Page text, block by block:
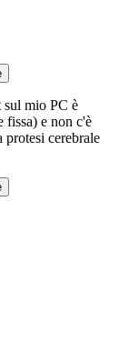
sul mio PC è
fissa) e non c'è
protesi cerebrale